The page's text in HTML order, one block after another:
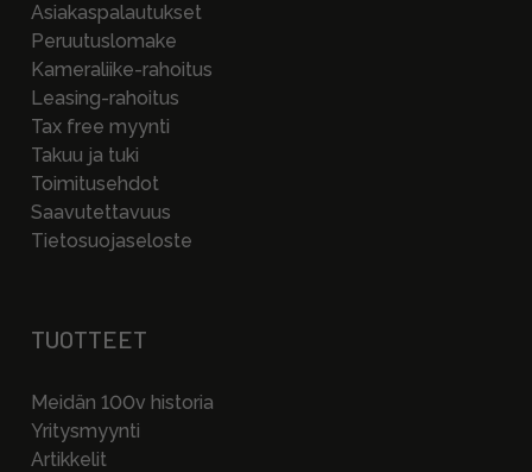
Asiakaspalautukset
Peruutuslomake
Kameraliike-rahoitus
Leasing-rahoitus
Tax free myynti
Takuu ja tuki
Toimitusehdot
Saavutettavuus
Tietosuojaseloste
TUOTTEET
Meidän 100v historia
Yritysmyynti
Artikkelit